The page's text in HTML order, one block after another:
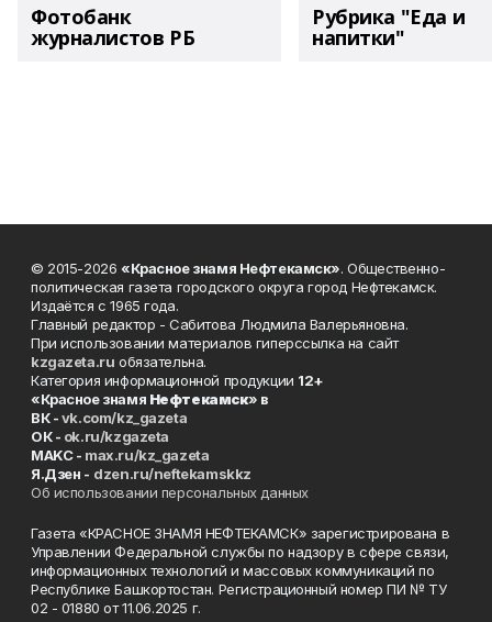
Фотобанк
журналистов РБ
Рубрика "Еда и
напитки"
© 2015-2026 «Красное знамя Нефтекамск». Общественно-
политическая газета городского округа город Нефтекамск.
Издаётся с 1965 года.
Главный редактор - Сабитова Людмила Валерьяновна.
При использовании материалов гиперссылка на сайт
kzgazeta.ru обязательна.
Категория информационной продукции 12+
«Красное знамя Нефтекамск» в
ВК -vk.com/kz_gazeta
ОК - ok.ru/kzgazeta
MAKC - max.ru/kz_gazeta
Я.Дзен - dzen.ru/neftekamskkz
Об использовании персональных данных
Газета «КРАСНОЕ ЗНАМЯ НЕФТЕКАМСК» зарегистрирована в
Управлении Федеральной службы по надзору в сфере связи,
информационных технологий и массовых коммуникаций по
Республике Башкортостан. Регистрационный номер ПИ № ТУ
02 - 01880 от 11.06.2025 г.